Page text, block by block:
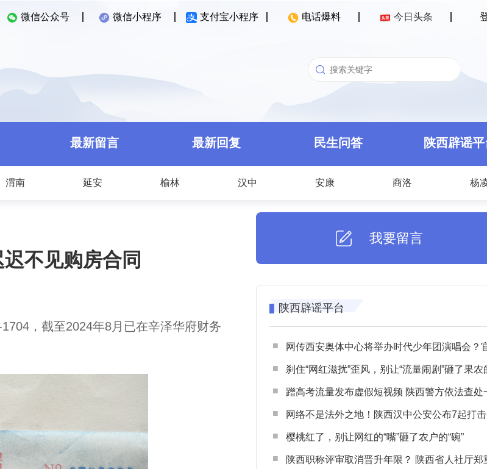
微信公众号 微信小程序 支付宝小程序 电话爆料 今日头条
最新留言 最新回复 民生问答 陕西辟谣
渭南 延安 榆林 汉中 安康 商洛 杨
不见购房合同
，截至2024年8月已在辛泽华府财务
我要留言
陕西辟谣平台
网传西安奥体中心将举办时代少年团演唱会？官方回应：纯
刹住“网红滋扰”歪风，别让“流量闹剧”砸了果农
蹭高考流量发布虚假短视频 陕西警方依法查处一起涉高考网络
网络不是法外之地！陕西汉中公安公布7起打击整治网谣网暴典型
樱桃红了，别让网红的“嘴”砸了农户的“碗”
陕西职称评审取消晋升年限？ 陕西省人社厅郑重声明 谨防职称评审不实言